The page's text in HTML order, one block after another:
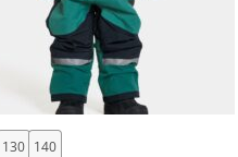
130 140